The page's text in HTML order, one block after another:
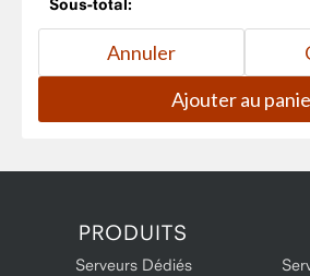
PRODUITS
Serveurs Dédiés